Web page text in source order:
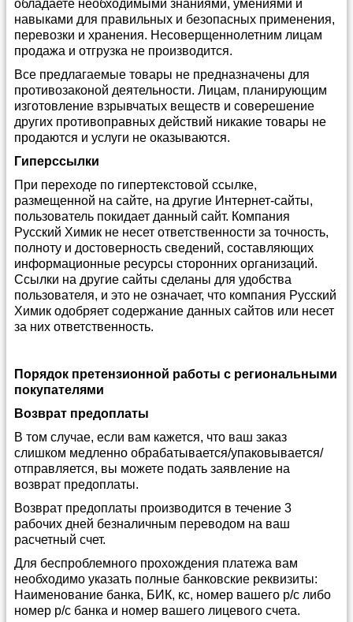
обладаете необходимыми знаниями, умениями и
навыками для правильных и безопасных применения,
перевозки и хранения. Несоверщеннолетним лицам
продажа и отгрузка не производится.
Все предлагаемые товары не предназначены для
противозаконой деятельности. Лицам, планирующим
изготовление взрывчатых веществ и соверешение
других противоправных действий никакие товары не
продаются и услуги не оказываются.
Гиперссылки
При переходе по гипертекстовой ссылке,
размещенной на сайте, на другие Интернет-сайты,
пользователь покидает данный сайт. Компания
Русский Химик не несет ответственности за точность,
полноту и достоверность сведений, составляющих
информационные ресурсы сторонних организаций.
Ссылки на другие сайты сделаны для удобства
пользователя, и это не означает, что компания Русский
Химик одобряет содержание данных сайтов или несет
за них ответственность.
Порядок претензионной работы с региональными
покупателями
Возврат предоплаты
В том случае, если вам кажется, что ваш заказ
слишком медленно обрабатывается/упаковывается/
отправляется, вы можете подать заявление на
возврат предоплаты.
Возврат предоплаты производится в течение 3
рабочих дней безналичным переводом на ваш
расчетный счет.
Для беспроблемного прохождения платежа вам
необходимо указать полные банковские реквизиты:
Наименование банка, БИК, кс, номер вашего р/с либо
номер р/с банка и номер вашего лицевого счета.